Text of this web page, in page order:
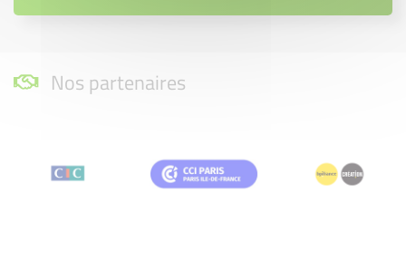
Nos partenaires